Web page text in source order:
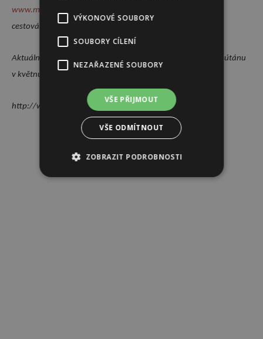
www.mandalia.cz
cestování
Aktuální vánoční nabídku „Cesty snů“ do Nepálu, Tibetu, Bhútánu
v květnu 2019 najdete na
http://www.harmonievzivote.estranky.cz
VÝKONOVÉ SOUBORY
SOUBORY CÍLENÍ
NEZAŘAZENÉ SOUBORY
VŠE PŘIJMOUT
VŠE ODMÍTNOUT
ZOBRAZIT PODROBNOSTI